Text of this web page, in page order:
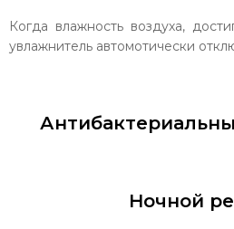
Когда влажность воздуха,
увлажнитель автомотически
Ночной